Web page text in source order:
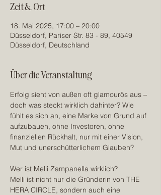
Zeit & Ort
18. Mai 2025, 17:00 – 20:00
Düsseldorf, Pariser Str. 83 - 89, 40549
Düsseldorf, Deutschland
Über die Veranstaltung
Erfolg sieht von außen oft glamourös aus –
doch was steckt wirklich dahinter? Wie
fühlt es sich an, eine Marke von Grund auf
aufzubauen, ohne Investoren, ohne
finanziellen Rückhalt, nur mit einer Vision,
Mut und unerschütterlichem Glauben?
Wer ist Melli Zampanella wirklich?
Melli ist nicht nur die Gründerin von THE
HERA CIRCLE, sondern auch eine